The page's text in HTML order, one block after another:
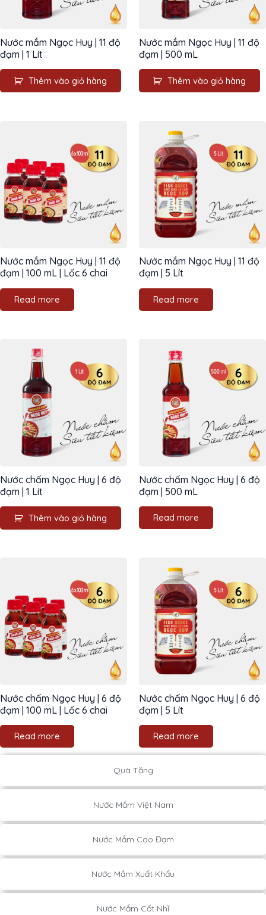
Quà Tặng
Nước Mắm Việt Nam
Nước Mắm Cao Đạm
Nước Mắm Xuất Khẩu
Nước Mắm Cốt Nhĩ
Nước mắm Ngọc Huy | 11 độ
đạm | 1 Lít
Thêm vào giỏ hàng
Nước mắm Ngọc Huy | 11 độ
đạm | 500 mL
Thêm vào giỏ hàng
Nước mắm Ngọc Huy | 11 độ
đạm | 100 mL | Lốc 6 chai
Read more
Nước mắm Ngọc Huy | 11 độ
đạm | 5 Lít
Read more
Nước chấm Ngọc Huy | 6 độ
đạm | 1 Lít
Thêm vào giỏ hàng
Nước chấm Ngọc Huy | 6 độ
đạm | 500 mL
Read more
Nước chấm Ngọc Huy | 6 độ
đạm | 100 mL | Lốc 6 chai
Read more
Nước chấm Ngọc Huy | 6 độ
đạm | 5 Lít
Read more